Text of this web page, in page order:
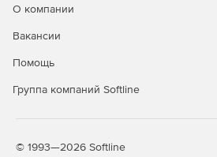
О компании
Вакансии
Помощь
Группа компаний Softline
© 1993—2026 Softline